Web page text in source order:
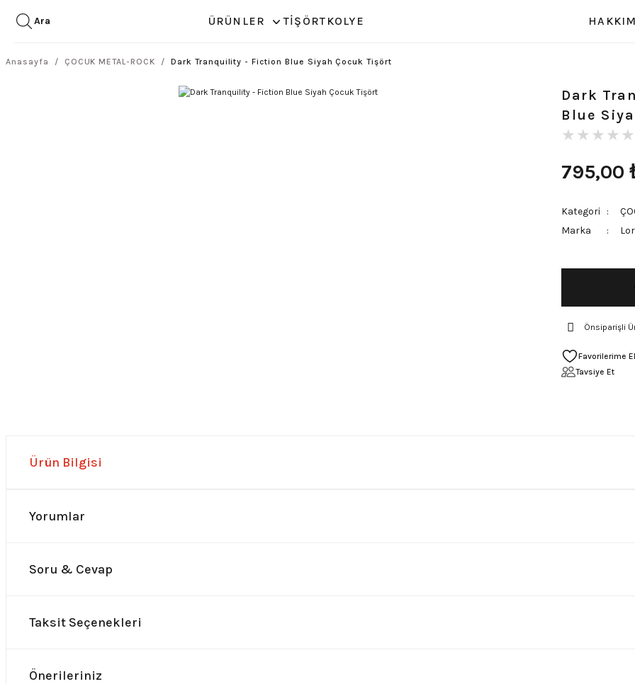
Ara ÜRÜNLER TİŞÖRT KOLYE
Anasayfa ÇOCUK METAL-ROCK Dark Tranquility - Fiction Blue Siyah Çocuk Tişört
Dark
Blue
795,00
Kategori
Marka
Önsiparişli
Tavsiye Et
Ürün Bilgisi
Yorumlar
Soru & Cevap
Taksit Seçenekleri
Önerileriniz